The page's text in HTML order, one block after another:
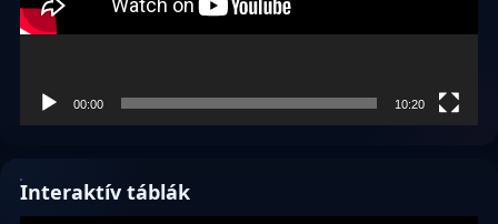
00:00 10:20
Interaktív táblák